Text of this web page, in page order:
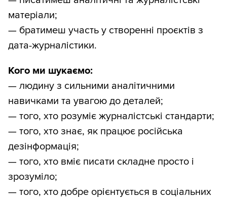
матеріали;
— братимеш участь у створенні проєктів з
дата-журналістики.
Кого ми шукаємо:
— людину з сильними аналітичними
навичками та увагою до деталей;
— того, хто розуміє журналістські стандарти;
— того, хто знає, як працює російська
дезінформація;
— того, хто вміє писати складне просто і
зрозуміло;
— того, хто добре орієнтується в соціальних